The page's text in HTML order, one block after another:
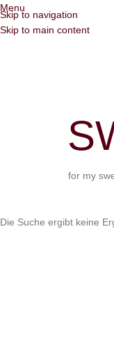
Skip to navigation
Skip to main content
Menu
for my
Die Suche ergibt keine